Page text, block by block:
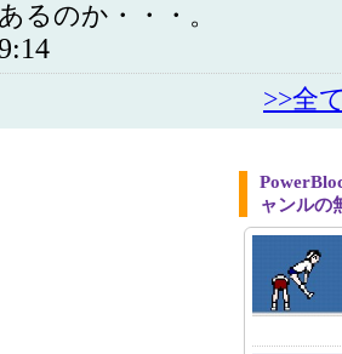
るのか・・・。
>>全
ャンルの